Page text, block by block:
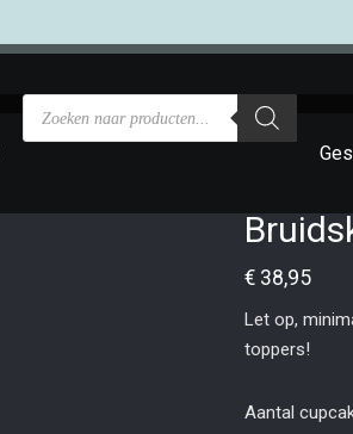
€38,95
Let op,
toppers!
Aantal